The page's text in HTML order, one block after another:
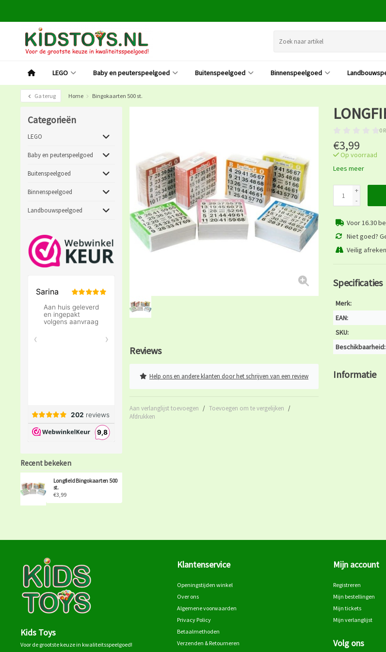
LEGO Baby en peuterspeelgoed Buitenspeelgoed Binnenspeelgoed
Ga terug Home Bingokaarten 500 st.
Categorieën
LEGO
Baby en peuterspeelgoed
Buitenspeelgoed
Binnenspeelgoed
Landbouwspeelgoed
Recent bekeken
Longfield Bingokaarten 500
st.
€3,99
Reviews
Help ons en andere klanten door het schrijven van een review
Aan verlanglijst toevoegen / Toevoegen om te vergelijken /
Afdrukken
0
€3,99
Op voorraad
Lees meer
+
-
Voor 16.30
Niet goed?
Veilig
Specificaties
Merk:
EAN:
SKU:
Beschikbaarheid:
Informatie
Kids Toys
Voor de grootste keuze in kwaliteitsspeelgoed!
Klantenservice
Openingstijden winkel
Over ons
Algemene voorwaarden
Privacy Policy
Betaalmethoden
Verzenden & Retourneren
Mijn account
Registreren
Mijn bestellingen
Mijn tickets
Mijn verlanglijst
Volg ons